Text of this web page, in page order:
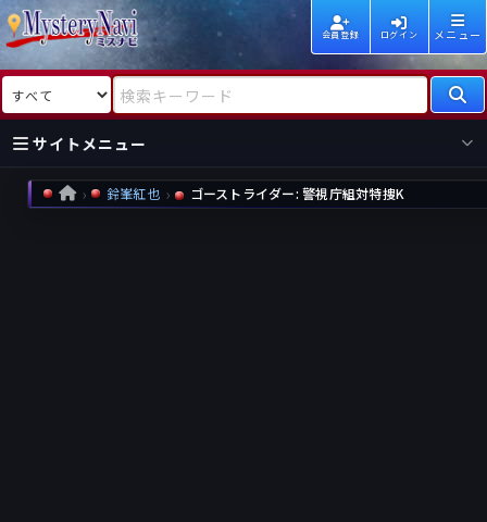
会員登録 ログイン メニュー
検索対象 検索キーワード
サイトメニュー
国内
海外
新着
HOME 鈴峯紅也 ゴーストライダー: 警視庁組対特捜K